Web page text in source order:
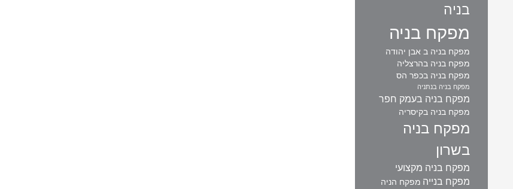
בניה
מפקח בניה
מפקח בניה ב אבן יהודה
מפקח בניה בהרצליה
מפקח בניה בכפר הס
מפקח בניה בנתניה
מפקח בניה בעמק חפר
מפקח בניה בקיסריה
מפקח בניה
בשרון
מפקח בניה מקצועי
מפקח בנייה מפקח הניה